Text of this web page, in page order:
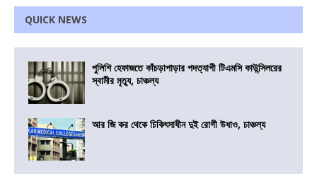
QUICK NEWS
পুলিশি হেফাজতে কাঁচড়াপাড়ার পদত্যাগী টিএমসি কাউন্সিলরের
স্বামীর মৃত্যু, চাঞ্চল্য
আর জি কর থেকে চিকিৎসাধীন দুই রোগী উধাও, চাঞ্চল্য